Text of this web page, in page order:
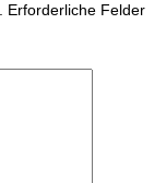
Erforderliche Felder